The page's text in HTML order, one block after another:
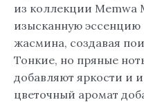
из коллекции Memwa
изысканную эссенцию
жасмина, создавая
Тонкие, но пряные
добавляют яркости и
цветочный аромат